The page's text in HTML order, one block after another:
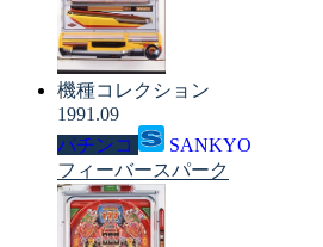
機種コレクション
1991.09
パチンコ
SANKYO
フィーバースパーク